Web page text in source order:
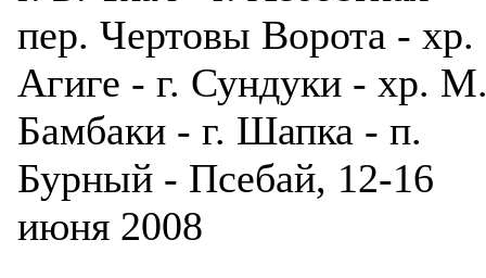
пер. Чертовы Ворота - хр.
Агиге - г. Сундуки - хр.
Бамбаки - г. Шапка - п.
Бурный - Псебай, 12-16
июня 2008